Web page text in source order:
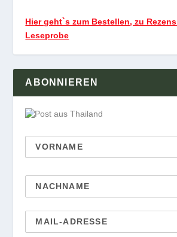
Hier geht`s zum Bestellen, zu
Leseprobe
ABONNIEREN